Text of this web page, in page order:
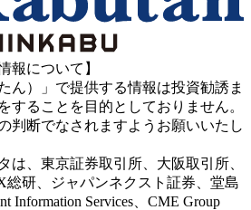
報について】
ん）」で提供する情報は投資勧誘ま
することを目的としておりません。
判断でなされますようお願いいたし
は、東京証券取引所、大阪取引所、
総研、ジャパンネクスト証券、堂島
Information Services、CME Group